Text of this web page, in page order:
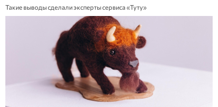
Такие выводы сделали эксперты сервиса «Туту»